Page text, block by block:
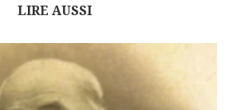
LIRE AUSSI